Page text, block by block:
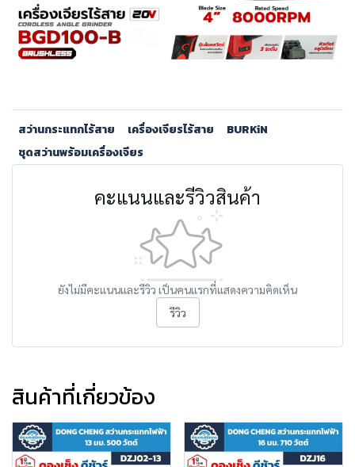
สว่านกระแทกไร้สาย เครื่องเจียรไร้สาย
BURKiN
ชุดสว่านพร้อมเครื่องเจียร
คะแนนและรีวิวสินค้า
ยังไม่มีคะแนนและรีวิว เป็นคนแรกที่แสดงความคิดเห็น
รีวิว
สินค้าที่เกี่ยวข้อง